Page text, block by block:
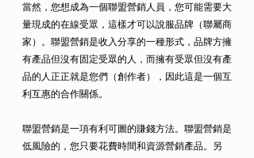
當然，您想成為一個聯盟營銷人員，您可能需要大
量現成的在線受眾，這樣才可以說服品牌（聯屬商
家）。聯盟營銷是收入分享的一種形式，品牌方擁
有產品但沒有固定受眾的人，而擁有受眾但沒有產
品的人正正就是您們（創作者），因此這是一個互
利互惠的合作關係。
聯盟營銷是一項有利可圖的賺錢方法。聯盟營銷是
低風險的，您只要花費時間和資源營銷產品。另